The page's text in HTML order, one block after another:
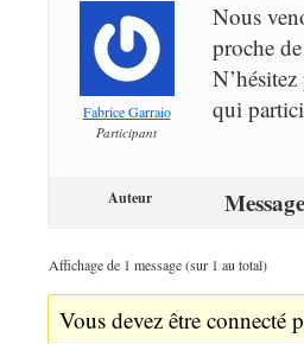
Fabrice Garraio
Participant
Nous
proche
qui
Auteur
Affichage de 1 message (sur 1 au total)
Vous devez être connecté